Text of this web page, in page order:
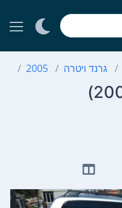
גרנד ויטרה 2005